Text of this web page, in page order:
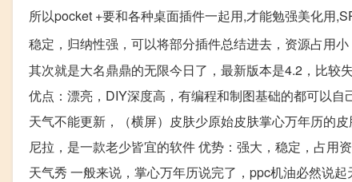
所以pocket +要和各种桌面插件一起用,才能勉强美化用
稳定，归纳性强，可以将部分插件总结进去，资源占用
其次就是大名鼎鼎的无限今日了，最新版本是4.2，比较
优点：漂亮，DIY深度高，有编程和制图基础的都可以
天气不能更新，（横屏）皮肤少原始皮肤掌心万年历的
尼拉，是一款老少皆宜的软件 优势：强大，稳定，占用
天气秀 一般来说，掌心万年历说完了，ppc机油必然说